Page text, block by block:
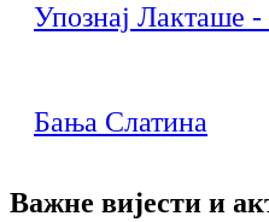
Упознај Лакташе -
Бања Слатина
Важне вијести и